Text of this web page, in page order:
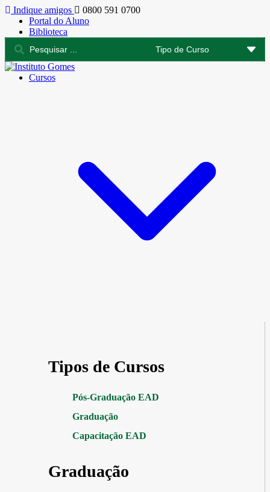
Indique amigos
0800 591 0700
Portal do Aluno
Biblioteca
Cursos
Tipos de Cursos
Pós-Graduação EAD
Graduação
Capacitação EAD
Graduação